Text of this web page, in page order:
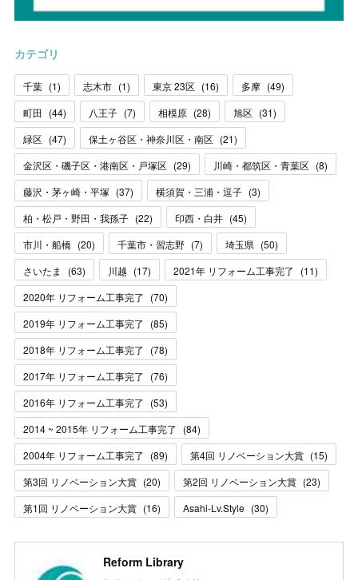
カテゴリ
千葉 (1) 志木市 (1) 東京 23区 (16) 多摩 (49)
町田 (44) 八王子 (7) 相模原 (28) 旭区 (31)
緑区 (47) 保土ヶ谷区・神奈川区・南区 (21)
金沢区・磯子区・港南区・戸塚区 (29) 川崎・都筑区・青葉区 (8)
藤沢・茅ヶ崎・平塚 (37) 横須賀・三浦・逗子 (3)
柏・松戸・野田・我孫子 (22) 印西・白井 (45)
市川・船橋 (20) 千葉市・習志野 (7) 埼玉県 (50)
さいたま
(63) 川越 (17) 2021年 リフォーム工事完了 (11)
2020年 リフォーム工事完了
(70)
2019年 リフォーム工事完了
(85)
2018年 リフォーム工事完了
(78)
2017年 リフォーム工事完了
(76)
2016年 リフォーム工事完了
(53)
2014 ~ 2015年 リフォーム工事完了
(84)
2004年 リフォーム工事完了
(89) 第4回 リノベーション大賞 (15)
第3回 リノベーション大賞 (20) 第2回 リノベーション大賞 (23)
第1回 リノベーション大賞 (16) Asahi-Lv.Style (30)
Reform Library